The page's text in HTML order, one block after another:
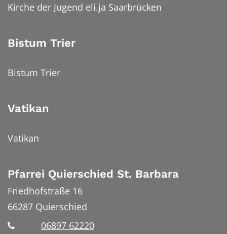
Kirche der Jugend eli.ja Saarbrücken
Bistum Trier
Bistum Trier
Vatikan
Vatikan
Pfarrei Quierschied St. Barbara
Friedhofstraße 16
66287 Quierschied
06897 62220